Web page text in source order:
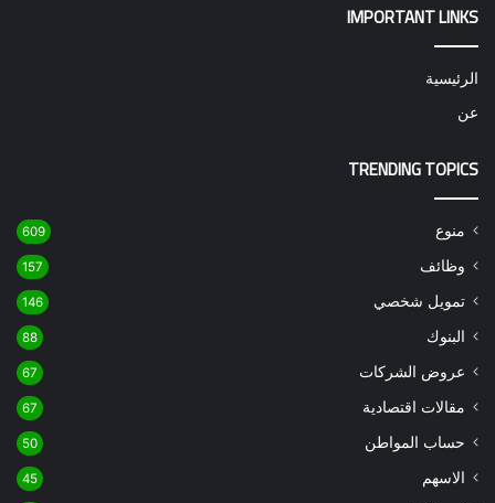
IMPORTANT LINKS
الرئيسية
عن
TRENDING TOPICS
منوع 609
وظائف 157
تمويل شخصي 146
البنوك 88
عروض الشركات 67
مقالات اقتصادية 67
حساب المواطن 50
الاسهم 45